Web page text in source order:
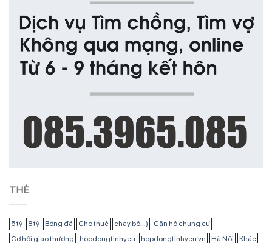
THẺ
5 tỷ 8 tỷ Bóng đá Cho thuê chạy bộ...)
Căn hộ chung cư
Cơ hội giao thương
hopdongtinhyeu hopdongtinhyeu.vn Hà Nội
Khác